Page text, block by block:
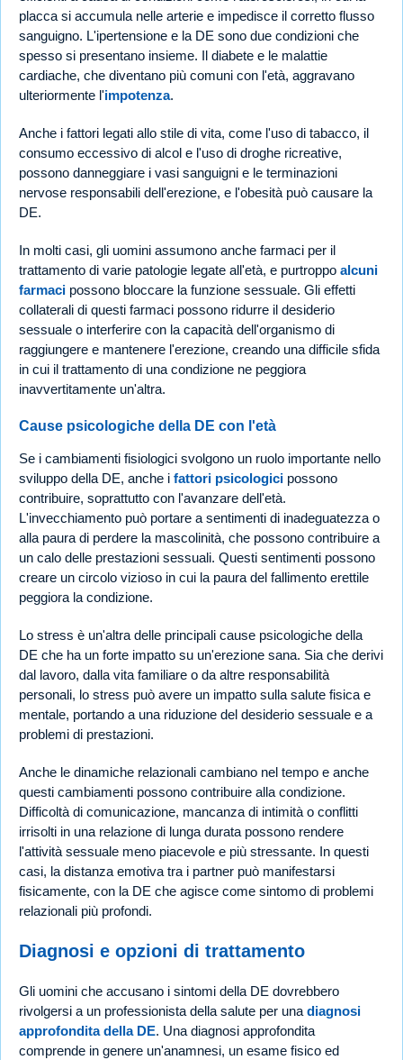
placca si accumula nelle arterie e impedisce il corretto flusso
sanguigno. L'ipertensione e la DE sono due condizioni che
spesso si presentano insieme. Il diabete e le malattie
cardiache, che diventano più comuni con l'età, aggravano
ulteriormente l'impotenza.
Anche i fattori legati allo stile di vita, come l'uso di tabacco, il
consumo eccessivo di alcol e l'uso di droghe ricreative,
possono danneggiare i vasi sanguigni e le terminazioni
nervose responsabili dell'erezione, e l'obesità può causare la
DE.
In molti casi, gli uomini assumono anche farmaci per il
trattamento di varie patologie legate all'età, e purtroppo alcuni
farmaci possono bloccare la funzione sessuale. Gli effetti
collaterali di questi farmaci possono ridurre il desiderio
sessuale o interferire con la capacità dell'organismo di
raggiungere e mantenere l'erezione, creando una difficile sfida
in cui il trattamento di una condizione ne peggiora
inavvertitamente un'altra.
Cause psicologiche della DE con l'età
Se i cambiamenti fisiologici svolgono un ruolo importante nello
sviluppo della DE, anche i fattori psicologici possono
contribuire, soprattutto con l'avanzare dell'età.
L'invecchiamento può portare a sentimenti di inadeguatezza o
alla paura di perdere la mascolinità, che possono contribuire a
un calo delle prestazioni sessuali. Questi sentimenti possono
creare un circolo vizioso in cui la paura del fallimento erettile
peggiora la condizione.
Lo stress è un'altra delle principali cause psicologiche della
DE che ha un forte impatto su un'erezione sana. Sia che derivi
dal lavoro, dalla vita familiare o da altre responsabilità
personali, lo stress può avere un impatto sulla salute fisica e
mentale, portando a una riduzione del desiderio sessuale e a
problemi di prestazioni.
Anche le dinamiche relazionali cambiano nel tempo e anche
questi cambiamenti possono contribuire alla condizione.
Difficoltà di comunicazione, mancanza di intimità o conflitti
irrisolti in una relazione di lunga durata possono rendere
l'attività sessuale meno piacevole e più stressante. In questi
casi, la distanza emotiva tra i partner può manifestarsi
fisicamente, con la DE che agisce come sintomo di problemi
relazionali più profondi.
Diagnosi e opzioni di trattamento
Gli uomini che accusano i sintomi della DE dovrebbero
rivolgersi a un professionista della salute per una diagnosi
approfondita della DE. Una diagnosi approfondita
comprende in genere un'anamnesi, un esame fisico ed